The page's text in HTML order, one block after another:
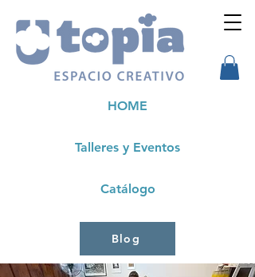
Talleres y Eventos
HOME
Catálogo
Blog